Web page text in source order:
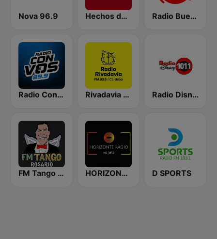
Nova 96.9 Hechos de Tango Radio Online Radio Buenos Aires
Radio Con Vos 89.9 Rivadavia Córdoba Radio Disney
FM Tango Rosario HORIZONTE RADIO 95.3 FM D SPORTS